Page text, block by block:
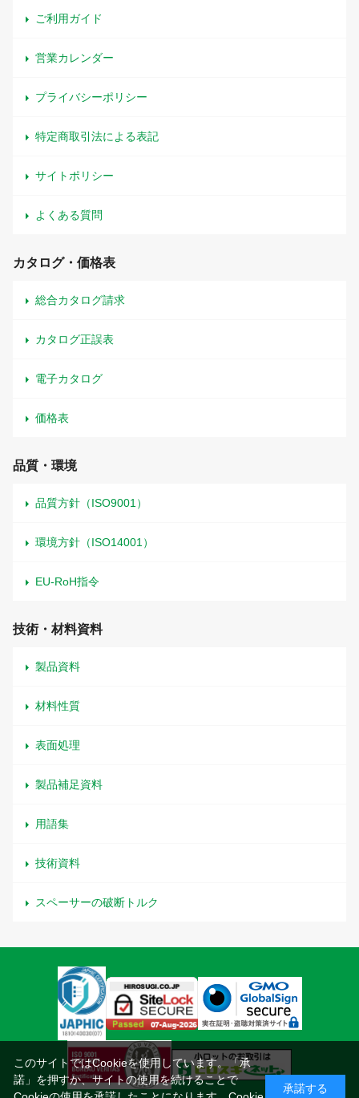
ご利用ガイド
営業カレンダー
プライバシーポリシー
特定商取引法による表記
サイトポリシー
よくある質問
カタログ・価格表
総合カタログ請求
カタログ正誤表
電子カタログ
価格表
品質・環境
品質方針（ISO9001）
環境方針（ISO14001）
EU-RoH指令
技術・材料資料
製品資料
材料性質
表面処理
製品補足資料
用語集
技術資料
スペーサーの破断トルク
このサイトではCookieを使用しています。「承
諾」を押すか、サイトの使用を続けることで
承諾する